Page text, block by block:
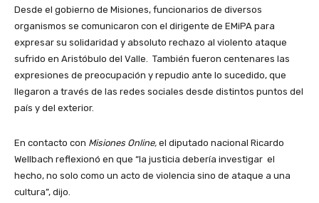
Desde el gobierno de Misiones, funcionarios de diversos
organismos se comunicaron con el dirigente de EMiPA para
expresar su solidaridad y absoluto rechazo al violento ataque
sufrido en Aristóbulo del Valle. También fueron centenares las
expresiones de preocupación y repudio ante lo sucedido, que
llegaron a través de las redes sociales desde distintos puntos del
país y del exterior.
En contacto con Misiones Online, el diputado nacional Ricardo
Wellbach reflexionó en que “la justicia debería investigar el
hecho, no solo como un acto de violencia sino de ataque a una
cultura”, dijo.